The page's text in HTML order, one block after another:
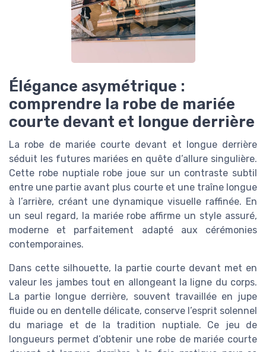
Élégance asymétrique :
comprendre la robe de mariée
courte devant et longue derrière
La robe de mariée courte devant et longue derrière
séduit les futures mariées en quête d’allure singulière.
Cette robe nuptiale robe joue sur un contraste subtil
entre une partie avant plus courte et une traîne longue
à l’arrière, créant une dynamique visuelle raffinée. En
un seul regard, la mariée robe affirme un style assuré,
moderne et parfaitement adapté aux cérémonies
contemporaines.
Dans cette silhouette, la partie courte devant met en
valeur les jambes tout en allongeant la ligne du corps.
La partie longue derrière, souvent travaillée en jupe
fluide ou en dentelle délicate, conserve l’esprit solennel
du mariage et de la tradition nuptiale. Ce jeu de
longueurs permet d’obtenir une robe de mariée courte